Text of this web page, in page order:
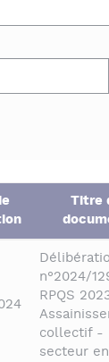
Titre
n°2024/
RPQS
collectif -
secteur